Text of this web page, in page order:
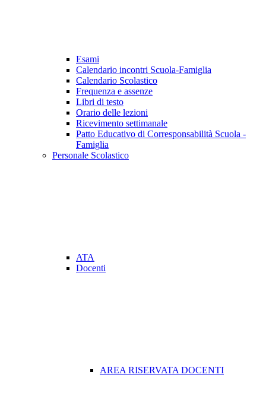
Esami
Calendario incontri Scuola-Famiglia
Calendario Scolastico
Frequenza e assenze
Libri di testo
Orario delle lezioni
Ricevimento settimanale
Patto Educativo di Corresponsabilità Scuola -
Famiglia
Personale Scolastico
ATA
Docenti
AREA RISERVATA DOCENTI